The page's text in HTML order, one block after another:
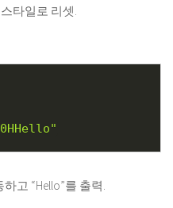
타일로 리셋.
고 “Hello”를 출력.